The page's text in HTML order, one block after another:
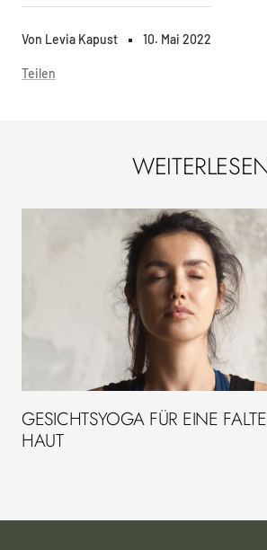
Von Levia Kapust 10. Mai 2022
Teilen
GESICHTSYOGA FÜR EINE
HAUT